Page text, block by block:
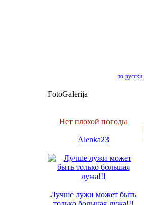
по-русски
FotoGalerija
Нет плохой погоды
Alenka23
Лучше лужи может быть